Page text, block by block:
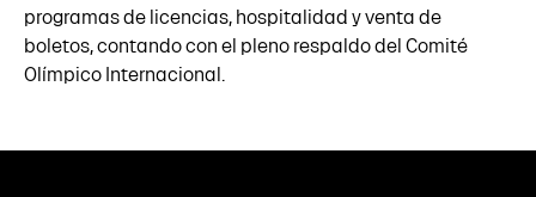
programas de licencias, hospitalidad y venta de
boletos, contando con el pleno respaldo del Comité
Olímpico Internacional.